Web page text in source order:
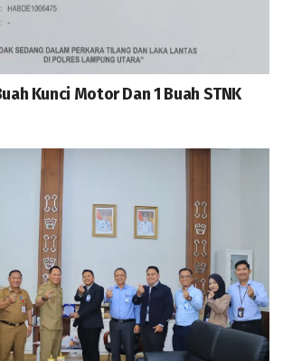
Kunci Motor Dan 1 Buah STNK